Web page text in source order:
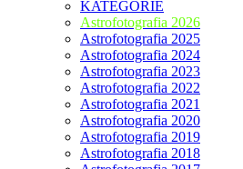
KATEGORIE
Astrofotografia 2026
Astrofotografia 2025
Astrofotografia 2024
Astrofotografia 2023
Astrofotografia 2022
Astrofotografia 2021
Astrofotografia 2020
Astrofotografia 2019
Astrofotografia 2018